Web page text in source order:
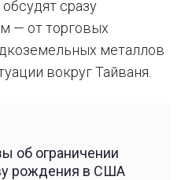
сразу
— от торговых
металлов
вокруг Тайваня.
об ограничении
рождения в США